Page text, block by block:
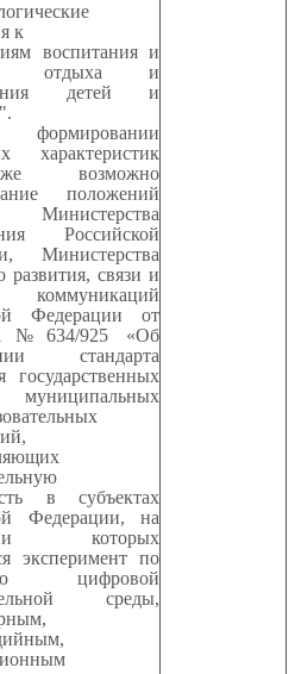
к
воспитания и
отдыха и
детей и
характеристик
возможно
положений
Министерства
Российской
Министерства
развития, связи и
коммуникаций
Федерации от
925 «Об
стандарта
государственных
в субъектах
Федерации, на
которых
эксперимент по
цифровой
среды,